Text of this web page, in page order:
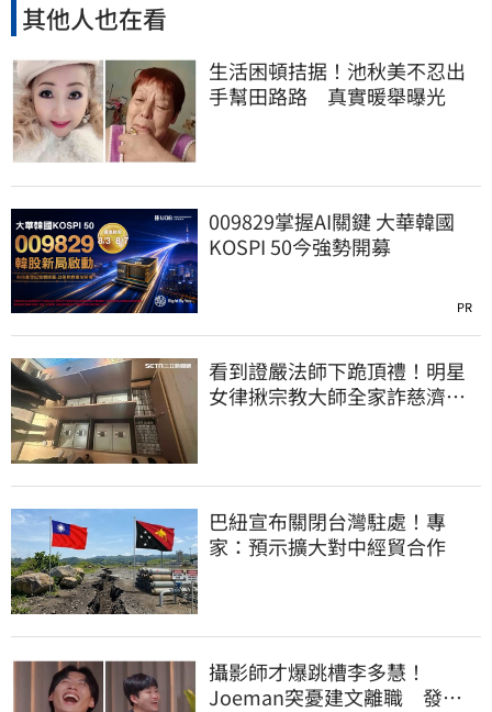
其他人也在看
生活困頓拮据！池秋美不忍出
手幫田路路 真實暖舉曝光
009829掌握AI關鍵 大華韓國
KOSPI 50今強勢開募
PR
看到證嚴法師下跪頂禮！明星
女律揪宗教大師全家詐慈濟…
巴紐宣布關閉台灣駐處！專
家：預示擴大對中經貿合作
攝影師才爆跳槽李多慧！
Joeman突憂建文離職 發聲